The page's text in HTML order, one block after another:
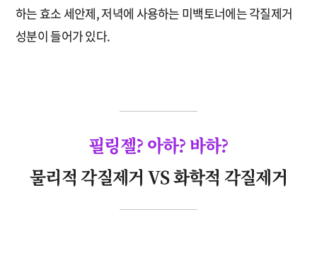
하는 효소 세안제, 저녁에 사용하는 미백토너에는 각질제거
성분이 들어가 있다.
필링젤? 아하? 바하?
물리적 각질제거 VS 화학적 각질제거